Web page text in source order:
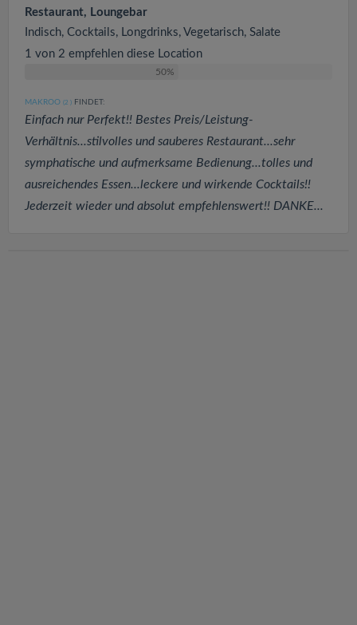
Restaurant, Loungebar
Indisch, Cocktails, Longdrinks, Vegetarisch, Salate
1 von 2 empfehlen diese Location
50%
MAKROO (2 ) FINDET:
Einfach nur Perfekt!! Bestes Preis/Leistung-
Verhältnis...stilvolles und sauberes Restaurant...sehr
symphatische und aufmerksame Bedienung...tolles und
ausreichendes Essen...leckere und wirkende Cocktails!!
Jederzeit wieder und absolut empfehlenswert!! DANKE...